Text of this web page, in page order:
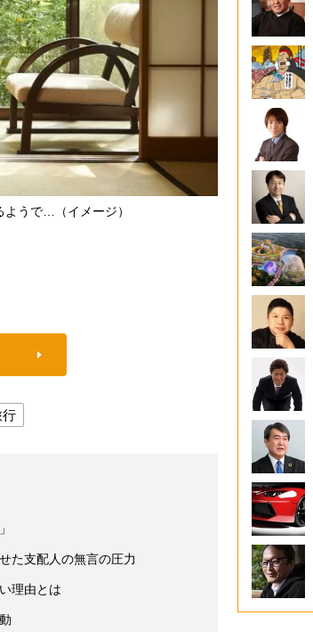
ようで…（イメージ）
行
た支配人の無言の圧力
理由とは